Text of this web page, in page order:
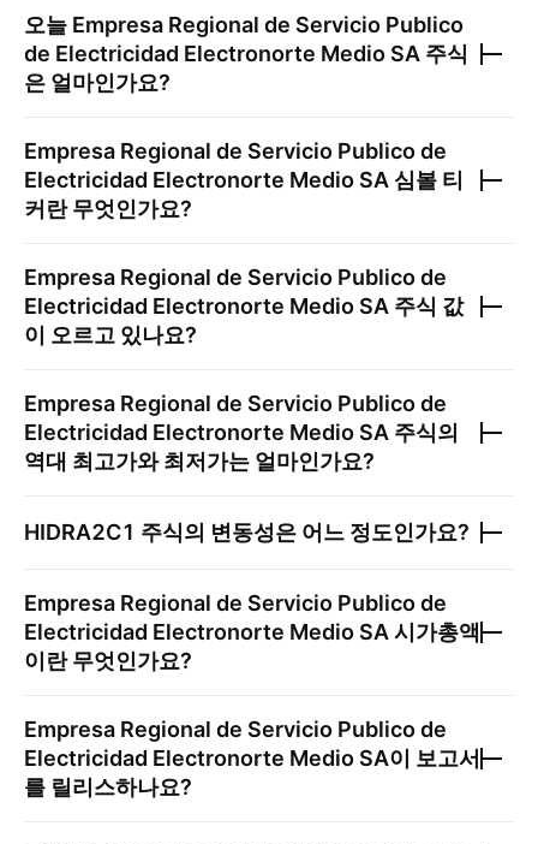
오늘 Empresa Regional de Servicio Publico
de Electricidad Electronorte Medio SA 주식
은 얼마인가요?
Empresa Regional de Servicio Publico de
Electricidad Electronorte Medio SA 심볼 티
커란 무엇인가요?
Empresa Regional de Servicio Publico de
Electricidad Electronorte Medio SA 주식 값
이 오르고 있나요?
Empresa Regional de Servicio Publico de
Electricidad Electronorte Medio SA 주식의
역대 최고가와 최저가는 얼마인가요?
HIDRA2C1 주식의 변동성은 어느 정도인가요?
Empresa Regional de Servicio Publico de
Electricidad Electronorte Medio SA 시가총액
이란 무엇인가요?
Empresa Regional de Servicio Publico de
Electricidad Electronorte Medio SA이 보고서
를 릴리스하나요?